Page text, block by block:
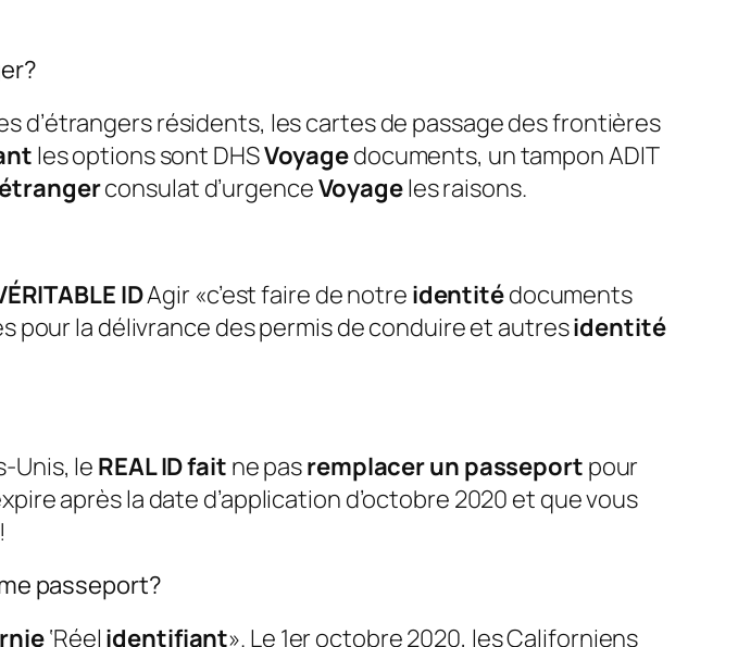
d’étrangers résidents, les cartes de passage des frontières
les options sont DHSVoyagedocuments, un tampon ADIT
étrangerconsulat d’urgenceVoyageles raisons.
IDAgir «c’est faire de notre identitédocuments
pour la délivrance des permis de conduire et autresidentité
Unis, le REAL ID fait ne pasremplacer un passeport pour
après la date d’application d’octobre 2020 et que vous
passeport?
‘Réel identifiant». Le 1er octobre 2020, les Californiens